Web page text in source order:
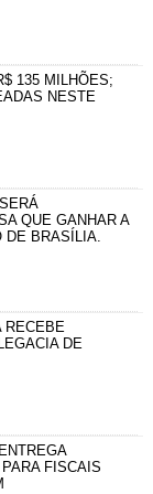
135 MILHÕES;
NESTE
QUE GANHAR A
DE BRASÍLIA.
RECEBE
DE
FISCAIS